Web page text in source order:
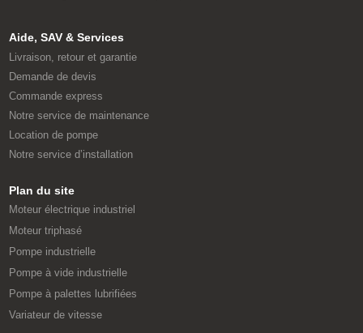
Aide, SAV & Services
Livraison, retour et garantie
Demande de devis
Commande express
Notre service de maintenance
Location de pompe
Notre service d’installation
Plan du site
Moteur électrique industriel
Moteur triphasé
Pompe industrielle
Pompe à vide industrielle
Pompe à palettes lubrifiées
Variateur de vitesse